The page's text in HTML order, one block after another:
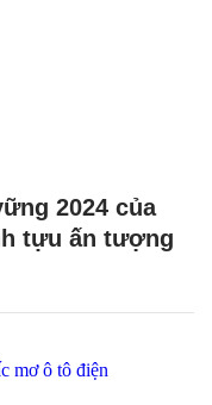
2024 của
tựu ấn tượng